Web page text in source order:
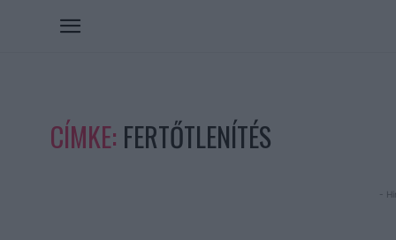
CÍMKE: FERTŐTLENÍTÉS
-